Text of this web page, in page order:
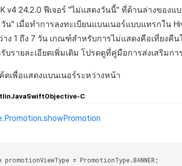
v4 24.2.0 ฟีเจอร์ "ไม่แสดงวันนี้" ที่ด้านล่างของ
วัน" เมื่อทำการลงทะเบียนแบนเนอร์แบบแทรกใน
าง 1 ถึง 7 วัน เกณฑ์สำหรับการไม่แสดงคือเที่ยงคื
บรายละเอียดเพิ่มเติม โปรดดูที่คู่มือการส่งเสริมกา
ดเพื่อแสดงแบนเนอร์ระหว่างหน้า
JavaSwiftObjective-C
promotionViewType = PromotionType.BANNER ;